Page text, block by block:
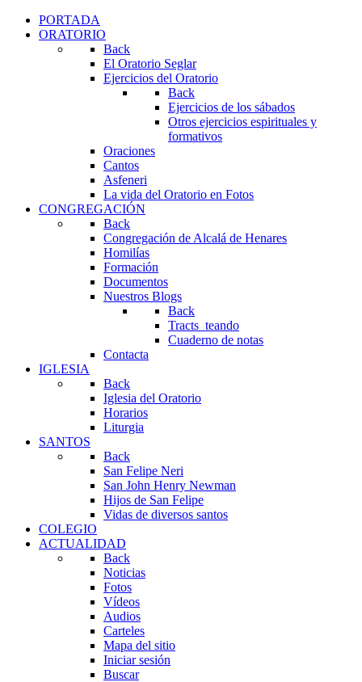
PORTADA
ORATORIO
Back
El Oratorio Seglar
Ejercicios del Oratorio
Back
Ejercicios de los sábados
Otros ejercicios espirituales y
formativos
Oraciones
Cantos
Asfeneri
La vida del Oratorio en Fotos
CONGREGACIÓN
Back
Congregación de Alcalá de Henares
Homilías
Formación
Documentos
Nuestros Blogs
Back
Tracts_teando
Cuaderno de notas
Contacta
IGLESIA
Back
Iglesia del Oratorio
Horarios
Liturgia
SANTOS
Back
San Felipe Neri
San John Henry Newman
Hijos de San Felipe
Vidas de diversos santos
COLEGIO
ACTUALIDAD
Back
Noticias
Fotos
Vídeos
Audios
Carteles
Mapa del sitio
Iniciar sesión
Buscar